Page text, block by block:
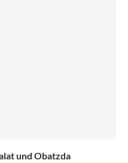
und Obatzda